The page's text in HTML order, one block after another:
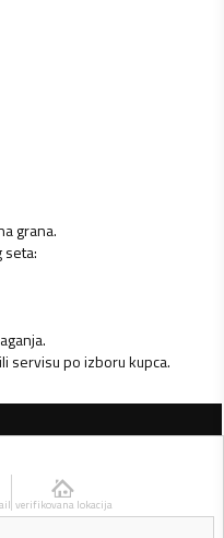
grana.
seta:
servisu po izboru kupca.
verifikovana lokacija